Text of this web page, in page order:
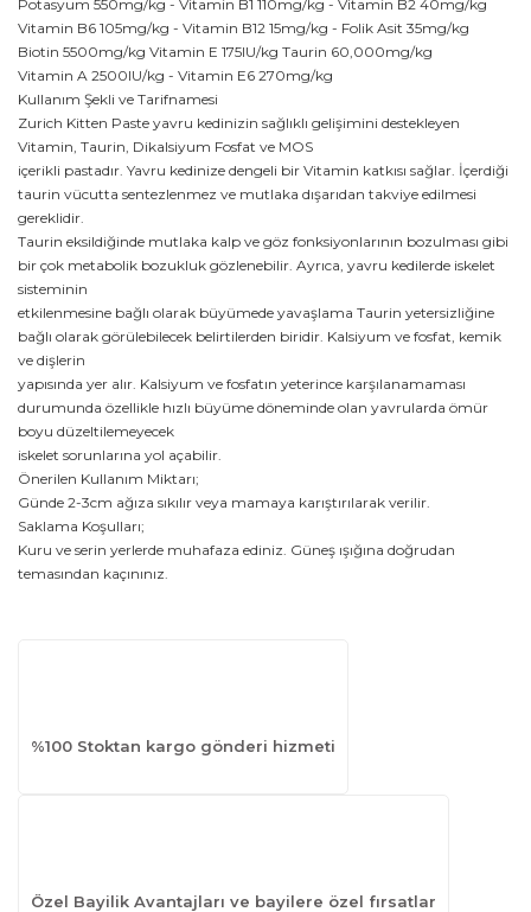
Potasyum 550mg/kg - Vitamin B1 110mg/kg - Vitamin B2 40mg/kg
Vitamin B6 105mg/kg - Vitamin B12 15mg/kg - Folik Asit 35mg/kg
Biotin 5500mg/kg Vitamin E 175IU/kg Taurin 60,000mg/kg
Vitamin A 2500IU/kg - Vitamin E6 270mg/kg
Kullanım Şekli ve Tarifnamesi
Zurich Kitten Paste yavru kedinizin sağlıklı gelişimini destekleyen
Vitamin, Taurin, Dikalsiyum Fosfat ve MOS
içerikli pastadır. Yavru kedinize dengeli bir Vitamin katkısı sağlar. İçerdiği
taurin vücutta sentezlenmez ve mutlaka dışarıdan takviye edilmesi
gereklidir.
Taurin eksildiğinde mutlaka kalp ve göz fonksiyonlarının bozulması gibi
bir çok metabolik bozukluk gözlenebilir. Ayrıca, yavru kedilerde iskelet
sisteminin
etkilenmesine bağlı olarak büyümede yavaşlama Taurin yetersizliğine
bağlı olarak görülebilecek belirtilerden biridir. Kalsiyum ve fosfat, kemik
ve dişlerin
yapısında yer alır. Kalsiyum ve fosfatın yeterince karşılanamaması
durumunda özellikle hızlı büyüme döneminde olan yavrularda ömür
boyu düzeltilemeyecek
iskelet sorunlarına yol açabilir.
Önerilen Kullanım Miktarı;
Günde 2-3cm ağıza sıkılır veya mamaya karıştırılarak verilir.
Saklama Koşulları;
Kuru ve serin yerlerde muhafaza ediniz. Güneş ışığına doğrudan
temasından kaçınınız.
%100 Stoktan kargo gönderi hizmeti
Özel Bayilik Avantajları ve bayilere özel fırsatlar